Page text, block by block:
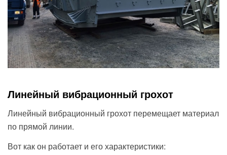
Линейный вибрационный грохот
Линейный вибрационный грохот перемещает материал
по прямой линии.
Вот как он работает и его характеристики: